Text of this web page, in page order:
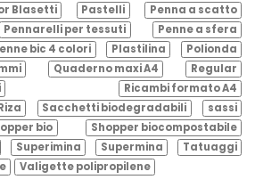
Blasetti Pastelli
Penna a scatto
Pennarelli per tessuti
Penne a sfera
bic 4 colori Plastilina
Polionda
Quaderno maxi A4
Regular
Ricambi formato A4
Sacchetti biodegradabili
sassi
bio
Shopper biocompostabile
Superimina Supermina
Tatuaggi
Valigette polipropilene